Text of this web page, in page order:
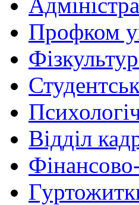
Профком
Відділ